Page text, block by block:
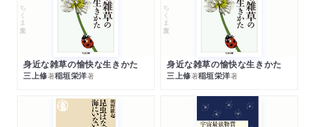
ちくま文庫
身近な雑草の愉快な生きかた
三上修著稲垣栄洋著
ちくま文庫
身近な雑草の愉快な生きかた
三上修著稲垣栄洋著